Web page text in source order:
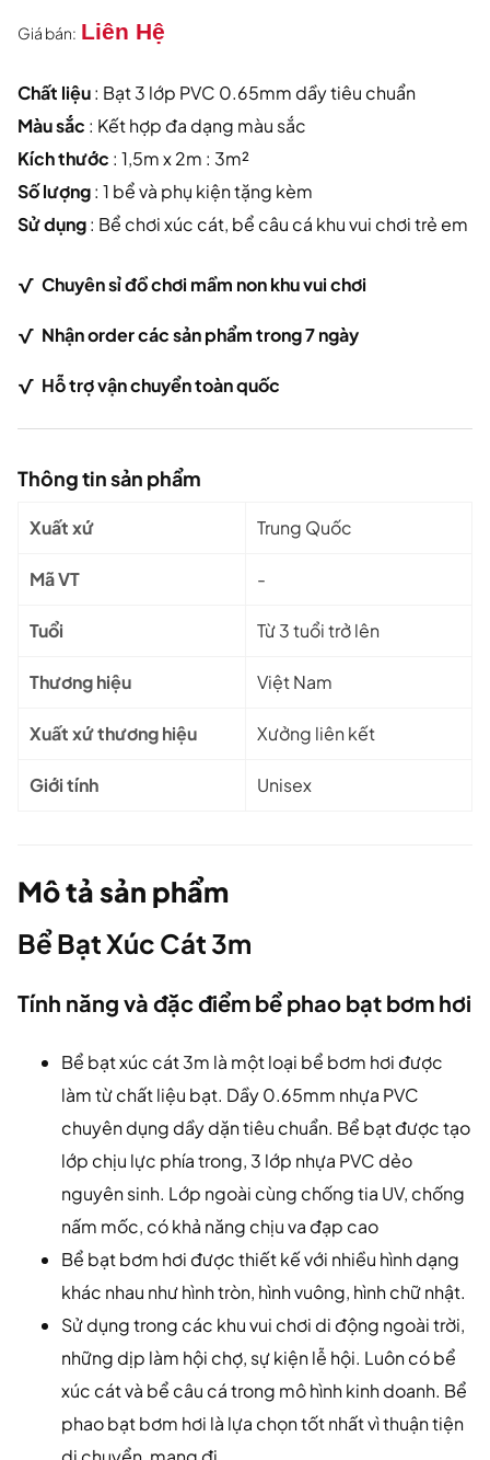
Giá bán: Liên Hệ
Chất liệu: Bạt 3 lớp PVC 0.65mm dầy tiêu chuẩn
Màu sắc : Kết hợp đa dạng màu sắc
Kích thước : 1,5m x 2m : 3m²
Số lượng: 1 bể và phụ kiện tặng kèm
Sử dụng: Bể chơi xúc cát, bể câu cá khu vui chơi trẻ em
√ Chuyên sỉ đồ chơi mầm non khu vui chơi
√ Nhận order các sản phẩm trong 7 ngày
√ Hỗ trợ vận chuyển toàn quốc
Thông tin sản phẩm
Xuất xứ Trung Quốc
Mã VT -
Tuổi Từ 3 tuổi trở lên
Thương hiệu Việt Nam
Xuất xứ thương hiệu Xưởng liên kết
Giới tính Unisex
Mô tả sản phẩm
Bể Bạt Xúc Cát 3m
Tính năng và đặc điểm bể phao bạt bơm hơi
Bể bạt xúc cát 3m là một loại bể bơm hơi được
làm từ chất liệu bạt. Dầy 0.65mm nhựa PVC
chuyên dụng dầy dặn tiêu chuẩn. Bể bạt được tạo
lớp chịu lực phía trong, 3 lớp nhựa PVC dẻo
nguyên sinh. Lớp ngoài cùng chống tia UV, chống
nấm mốc, có khả năng chịu va đạp cao
Bể bạt bơm hơi được thiết kế với nhiều hình dạng
khác nhau như hình tròn, hình vuông, hình chữ nhật.
Sử dụng trong các khu vui chơi di động ngoài trời,
những dịp làm hội chợ, sự kiện lễ hội. Luôn có bể
xúc cát và bể câu cá trong mô hình kinh doanh. Bể
phao bạt bơm hơi là lựa chọn tốt nhất vì thuận tiện